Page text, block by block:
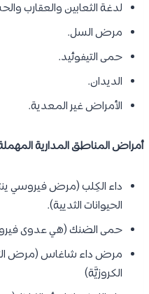
لدغة الثعابين والعقارب
مرض السل.
حمى التيفوئيد.
الديدان.
الأمراض غير المعدية.
أمراض المناطق المدارية
داء الكِلب (مرض فيروسي
الحيوانات الثديية).
حمى الضنك (هي عدوى
مرض داء شاغاس (مرض
الكروزيَّة)